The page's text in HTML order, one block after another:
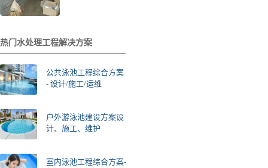
热门水处理工程解决方案
公共泳池工程综合方案
- 设计/施工/运维
户外游泳池建设方案设
计、施工、维护
室内泳池工程综合方案-